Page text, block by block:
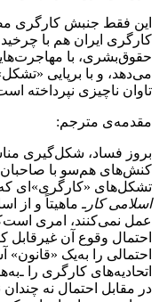
این فقط جنبش کارگری
کارگری ایران هم با
حقوق‌بشری، با
می‌دهد، و با برپایی
تاوان ناچیزی نپرداخته
مقدمه‌ی مترجم:
بروز فساد، شکل‌گیری
کنش‌های هم‌سو با صاحبان
تشکل‌های «کارگری»ای
اسلامی کار‌ـ ماهیتاً و از
عمل نمی‌کنند، امری
احتمال وقوع آن غیرقابل
احتمالی را به‌یک
اتحادیه‌های کارگری را
در مقابل احتمال نه